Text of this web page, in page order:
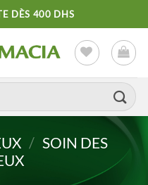
DÈS 400 DHS
/ SOIN DES